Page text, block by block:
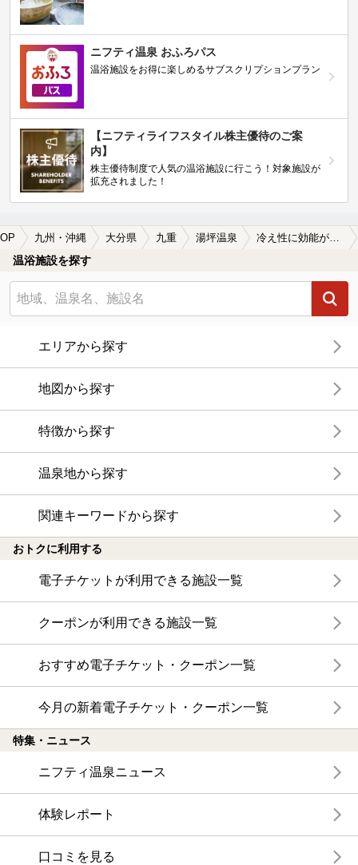
ニフティ温泉 おふろパス
温浴施設をお得に楽しめるサブスクリプションプラン
【ニフティライフスタイル株主優待のご案
内】
株主優待制度で人気の温浴施設に行こう！対象施設が
拡充されました！
九州・沖縄 大分県 九重 湯坪温泉 冷え性に効能がある湯坪温泉の温泉、日帰り温泉、スーパー銭湯おすすめ
温浴施設を探す
エリアから探す
地図から探す
特徴から探す
温泉地から探す
関連キーワードから探す
おトクに利用する
電子チケットが利用できる施設一覧
クーポンが利用できる施設一覧
おすすめ電子チケット・クーポン一覧
今月の新着電子チケット・クーポン一覧
特集・ニュース
ニフティ温泉ニュース
体験レポート
口コミを見る